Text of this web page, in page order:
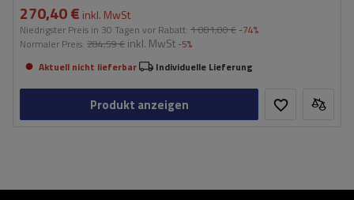
270,40 € inkl. MwSt
Niedrigster Preis in 30 Tagen vor Rabatt: 1 081,00 € -74%
Normaler Preis: 284,59 € inkl. MwSt -5%
Aktuell nicht lieferbar
Individuelle Lieferung
Produkt anzeigen